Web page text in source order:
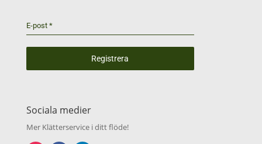
E-post *
Registrera
Sociala medier
Mer Klätterservice i ditt flöde!